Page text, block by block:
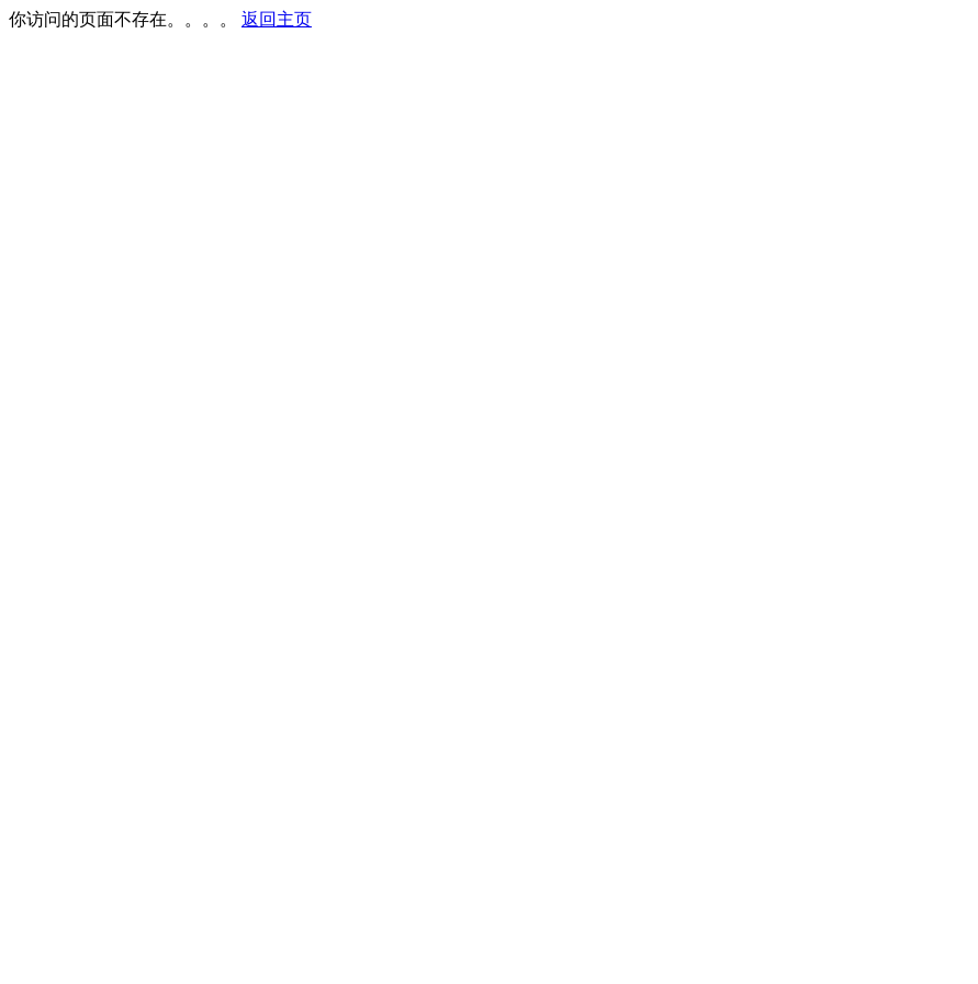
你访问的页面不存在。。。。 返回主页